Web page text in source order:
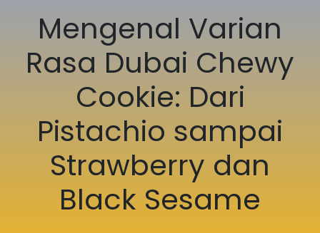
Mengenal Varian
Rasa Dubai Chewy
Cookie: Dari
Pistachio sampai
Strawberry dan
Black Sesame